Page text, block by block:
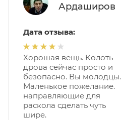
Ардаширов
Дата отзыва:
Хорошая вещь. Колоть
дрова сейчас просто и
безопасно. Вы молодцы.
Маленькое пожелание.
направляющие для
раскола сделать чуть
шире.